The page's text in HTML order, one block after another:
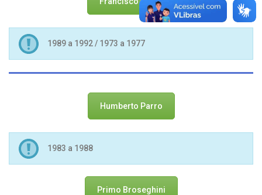
1989 a 1992 / 1973 a 1977
Humberto Parro
1983 a 1988
Primo Broseghini